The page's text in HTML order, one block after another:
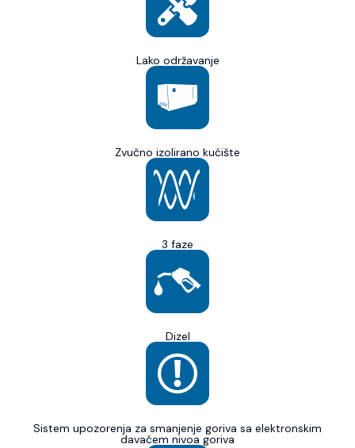
Lako održavanje
Zvučno izolirano kućište
3 faze
Dizel
Sistem upozorenja za smanjenje goriva sa elektronskim
davačem nivoa goriva